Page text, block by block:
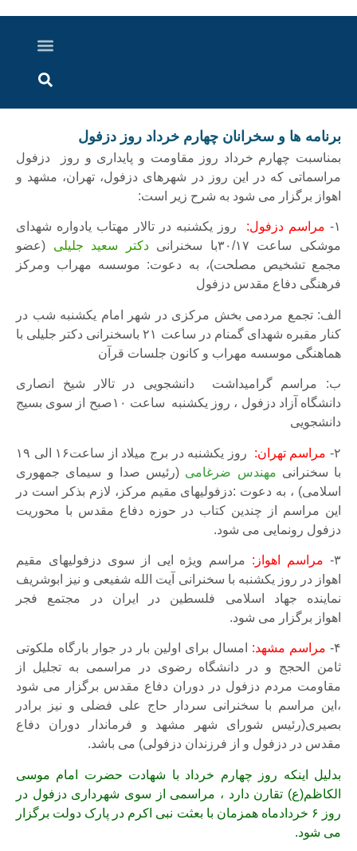
برنامه ها و سخرانان چهارم خرداد روز دزفول
بمناسبت چهارم خرداد روز مقاومت و پایداری و روز دزفول
مراسماتی که در این روز در شهرهای دزفول، تهران، مشهد و
اهواز برگزار می شود به شرح زیر است:
۱- مراسم دزفول: روز یکشنبه در تالار مهتاب یادواره شهدای
موشکی ساعت ۳۰/۱۷با سخنرانی
دکتر سعید جلیلی (عضو
مجمع تشخیص مصلحت)، به دعوت: موسسه مهراب ومرکز
فرهنگی دفاع مقدس دزفول
الف: تجمع مردمی بخش مرکزی در شهر امام یکشنبه شب در
کنار مقبره شهدای گمنام در ساعت ۲۱ باسخنرانی دکتر جلیلی با
هماهنگی موسسه مهراب و کانون جلسات قرآن
ب: مراسم گرامیداشت دانشجویی در تالار شیخ انصاری
دانشگاه آزاد دزفول ، روز یکشنبه ساعت ۱۰صبح از سوی بسیج
دانشجویی
۲- مراسم تهران:
روز یکشنبه در برج میلاد از ساعت۱۶ الی ۱۹
با سخنرانی مهندس ضرغامی (رئیس صدا و سیمای جمهوری
اسلامی) ، به دعوت :دزفولیهای مقیم مرکز، لازم بذکر است در
این مراسم از چندین کتاب در حوزه دفاع مقدس با محوریت
دزفول رونمایی می شود.
۳- مراسم اهواز: مراسم ویژه ایی از سوی دزفولیهای مقیم
اهواز در روز یکشنبه با سخنرانی آیت الله شفیعی و نیز ابوشریف
نماینده جهاد اسلامی فلسطین در ایران در مجتمع فجر
اهواز برگزار می شود.
۴- مراسم مشهد: امسال برای اولین بار در جوار بارگاه ملکوتی
ثامن الحجج و در دانشگاه رضوی در مراسمی به تجلیل از
مقاومت مردم دزفول در دوران دفاع مقدس برگزار می شود
،این مراسم با سخنرانی سردار حاج علی فضلی و نیز برادر
بصیری(رئیس شورای شهر مشهد و فرماندار دوران دفاع
مقدس در دزفول و از فرزندان دزفولی) می باشد.
بدلیل اینکه روز چهارم خرداد با شهادت حضرت امام موسی
الکاظم(ع) تقارن دارد ، مراسمی از سوی شهرداری دزفول در
روز ۶ خردادماه همزمان با بعثت نبی اکرم در پارک دولت برگزار
می شود.